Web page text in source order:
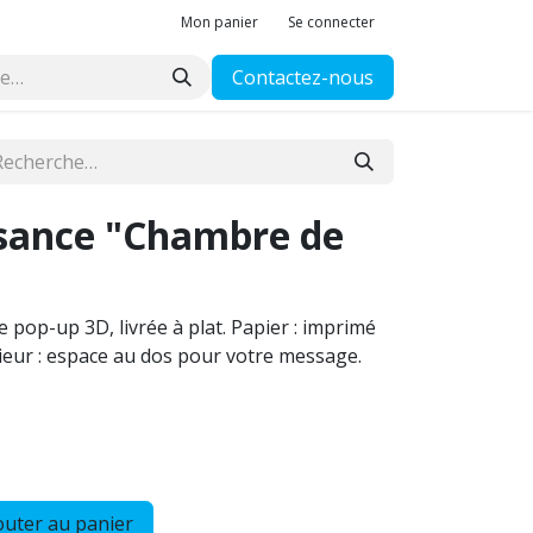
Mon panier Se connecter
Contactez-nous
"Chambre de
pop-up 3D, livrée à plat. Papier : imprimé
: espace au dos pour votre message.
au panier